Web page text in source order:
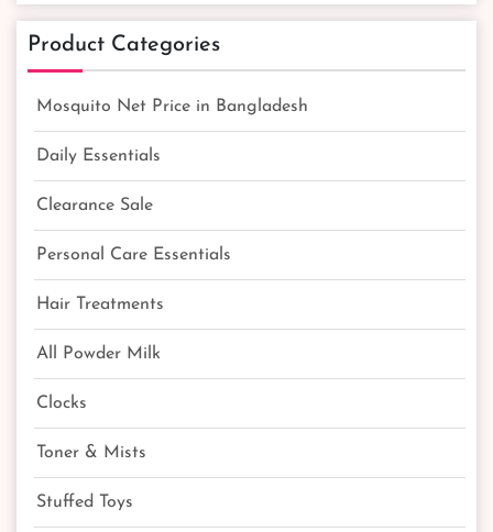
Product Categories
Mosquito Net Price in Bangladesh
Daily Essentials
Clearance Sale
Personal Care Essentials
Hair Treatments
All Powder Milk
Clocks
Toner & Mists
Stuffed Toys